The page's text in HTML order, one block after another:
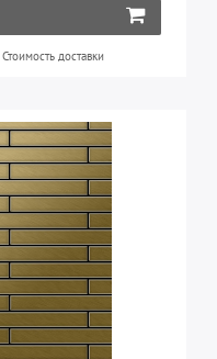
Стоимость доставки